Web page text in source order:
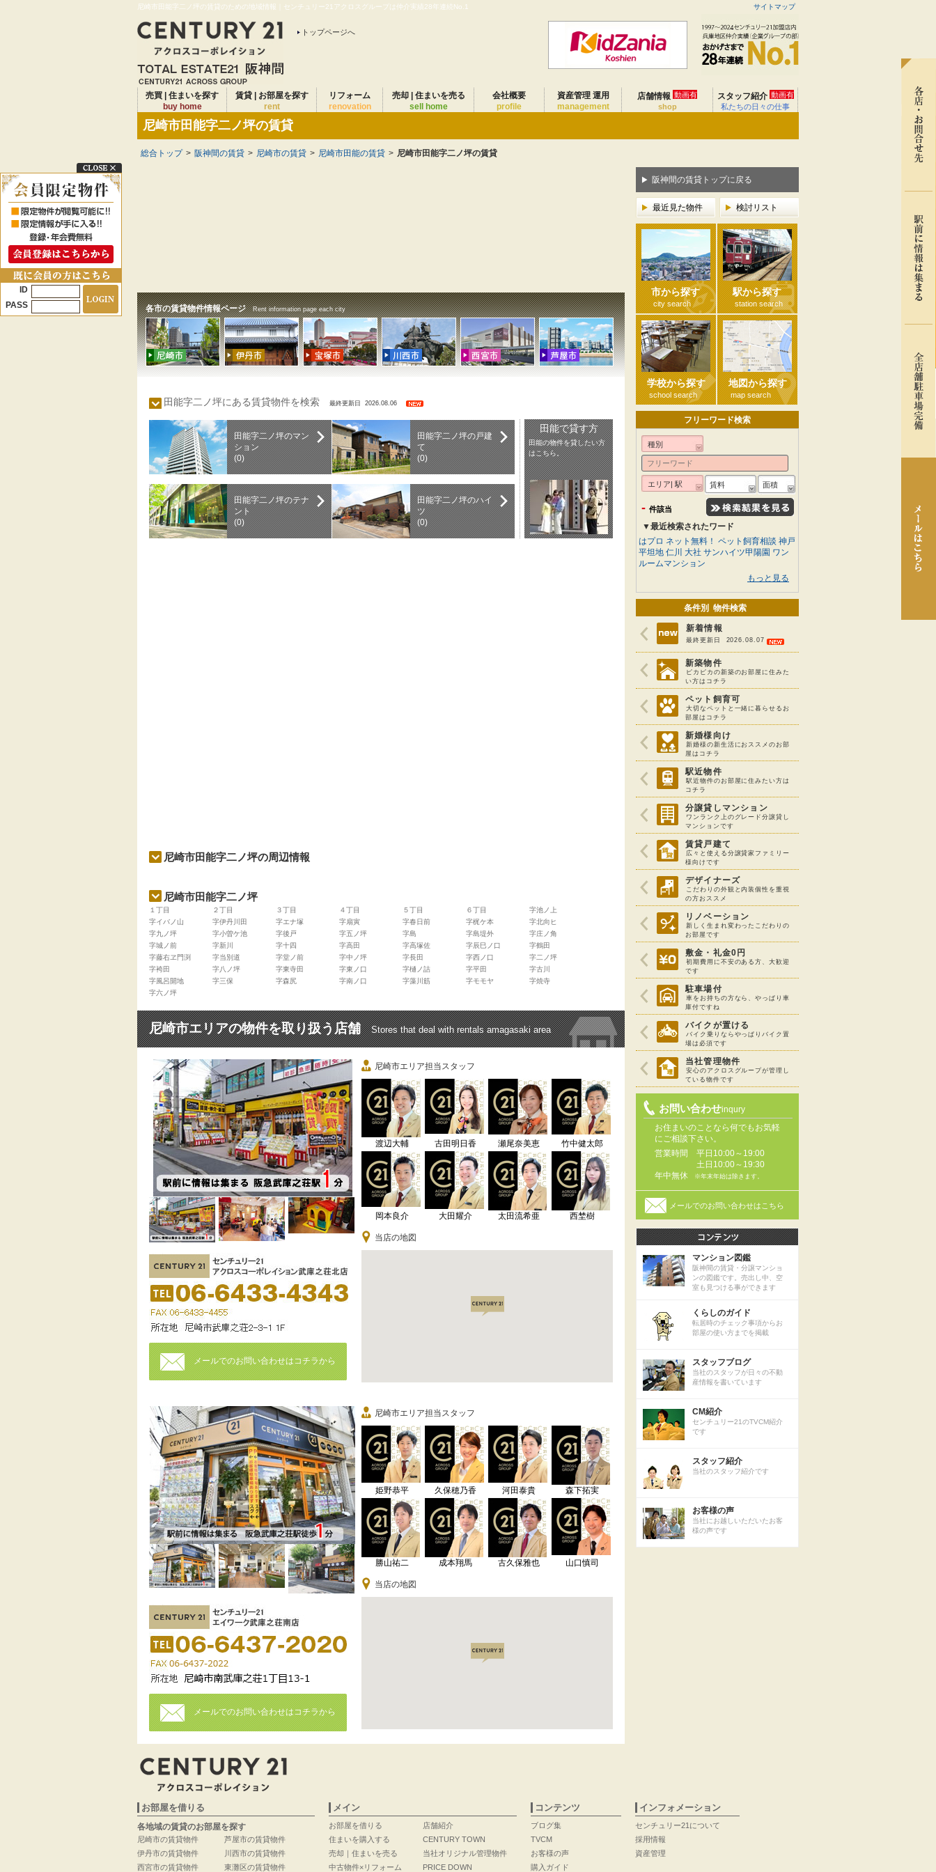
尼崎市田能字二ノ坪の賃貸のための地域情報｜センチュリー21アクロスグループは仲介実績28年連続No.1 サイトマップ
トップページへ
売買 | 住まいを探す
buy home
賃貸 | お部屋を探す
rent
リフォーム
renovation
売却 | 住まいを売る
sell home
会社概要
profile
資産管理 運用
management
店舗情報 動画有
shop
スタッフ紹介 動画有
私たちの日々の仕事
尼崎市田能字二ノ坪の賃貸
総合トップ > 阪神間の賃貸 > 尼崎市の賃貸 > 尼崎市田能の賃貸 > 尼崎市田能字二ノ坪の賃貸
各市の賃貸物件情報ページ Rent information page each city
田能字二ノ坪にある賃貸物件を検索 最終更新日 2026.08.06
田能字二ノ坪のマン
ション
(0)
田能字二ノ坪の戸建
て
(0)
田能字二ノ坪のテナ
ント
(0)
田能字二ノ坪のハイ
ツ
(0)
田能で貸す方
田能の物件を貸したい方
はこちら。
尼崎市田能字二ノ坪の周辺情報
尼崎市田能字二ノ坪
１丁目 ２丁目 ３丁目 ４丁目 ５丁目 ６丁目
字池ノ上
字イバノ山
字伊丹川田 字エナ塚 字扇寅 字春日前 字梶ケ本
字北向ヒ
字九ノ坪
字小曽ケ池 字後戸 字五ノ坪 字島 字島堤外
字庄ノ角
字城ノ前
字新川 字十四 字高田 字高塚佐 字辰巳ノ口
字鶴田
字藤右ヱ門渕
字当別道 字堂ノ前 字中ノ坪 字長田 字西ノ口
字二ノ坪
字袴田
字八ノ坪 字東寺田 字東ノ口 字樋ノ詰 字平田
字古川
字風呂開地
字三保 字森尻 字南ノ口 字藻川筋 字モモヤ
字焼寺
字六ノ坪
尼崎市エリアの物件を取り扱う店舗 Stores that deal with rentals amagasaki area
メールでのお問い合わせはコチラから
尼崎市エリア担当スタッフ
渡辺大輔 古田明日香 瀬尾奈美恵 竹中健太郎
岡本良介 大田耀介 太田流希亜 西埜樹
当店の地図
メールでのお問い合わせはコチラから
尼崎市エリア担当スタッフ
姫野恭平 久保穂乃香 河田泰貴 森下拓実
勝山祐二 成本翔馬 古久保雅也 山口慎司
当店の地図
阪神間の賃貸トップに戻る
最近見た物件 検討リスト
市から探す
city search
駅から探す
station search
学校から探す
school search
地図から探す
map search
フリーワード検索
種別
エリア| 駅 賃料 面積
- 件該当
▼最近検索されたワード
はプロ ネット無料！ ペット飼育相談 神戸
平坦地 仁川 大社 サンハイツ甲陽園 ワン
ルームマンション
もっと見る
条件別 物件検索
新着情報
最終更新日 2026.08.07
新築物件
ピカピカの新築のお部屋に住みた
い方はコチラ
ペット飼育可
大切なペットと一緒に暮らせるお
部屋はコチラ
新婚様向け
新婚様の新生活におススメのお部
屋はコチラ
駅近物件
駅近物件のお部屋に住みたい方は
コチラ
分譲貸しマンション
ワンランク上のグレード分譲貸し
マンションです
賃貸戸建て
広々と使える分譲貸家ファミリー
様向けです
デザイナーズ
こだわりの外観と内装個性を重視
の方おススメ
リノベーション
新しく生まれ変わったこだわりの
お部屋です
敷金・礼金0円
初期費用に不安のある方、大歓迎
です
駐車場付
車をお持ちの方なら、やっぱり車
庫付ですね
バイクが置ける
バイク乗りならやっぱりバイク置
場は必須です
当社管理物件
安心のアクロスグループが管理し
ている物件です
お問い合わせinqury
お住まいのことなら何でもお気軽
にご相談下さい。
営業時間
平日10:00～19:00
土日10:00～19:30
年中無休
※年末年始は除きます。
メールでのお問い合わせはこちら
マンション図鑑
阪神間の賃貸・分譲マンショ
ンの図鑑です。売出し中、空
室も見つける事ができます
くらしのガイド
転居時のチェック事項からお
部屋の使い方までを掲載
スタッフブログ
当社のスタッフが日々の不動
産情報を書いています
CM紹介
センチュリー21のTVCM紹介
です
スタッフ紹介
当社のスタッフ紹介です
お客様の声
当社にお越しいただいたお客
様の声です
お部屋を借りる
各地域の賃貸のお部屋を探す
尼崎市の賃貸物件
伊丹市の賃貸物件
西宮市の賃貸物件
芦屋市の賃貸物件
川西市の賃貸物件
東灘区の賃貸物件
メイン
お部屋を借りる
住まいを購入する
売却｜住まいを売る
中古物件×リフォーム
店舗紹介
CENTURY TOWN
当社オリジナル管理物件
PRICE DOWN
コンテンツ
ブログ集
TVCM
お客様の声
購入ガイド
インフォメーション
センチュリー21について
採用情報
資産管理
ID
PASS